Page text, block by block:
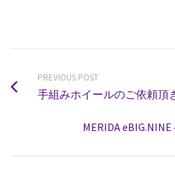
PREVIOUS POST
手組みホイールのご依頼頂
MERIDA